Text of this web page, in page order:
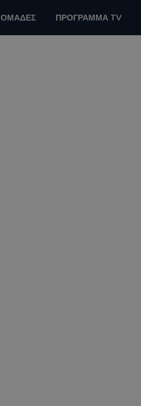
ΟΜΑΔΕΣ ΠΡΟΓΡΑΜΜΑ TV